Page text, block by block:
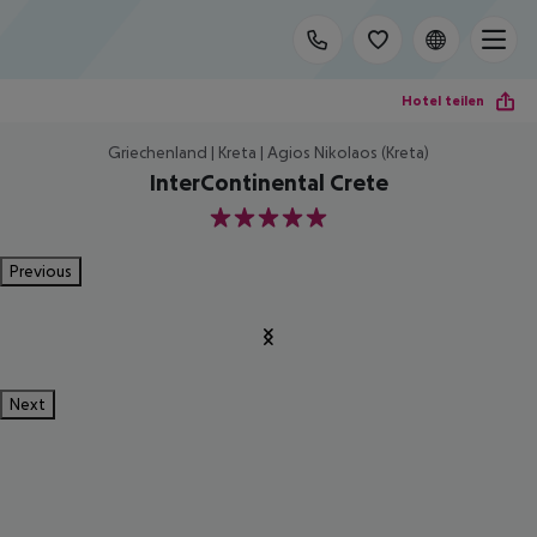
Hotel teilen
Griechenland | Kreta | Agios Nikolaos (Kreta)
InterContinental Crete
5
Previous
Next